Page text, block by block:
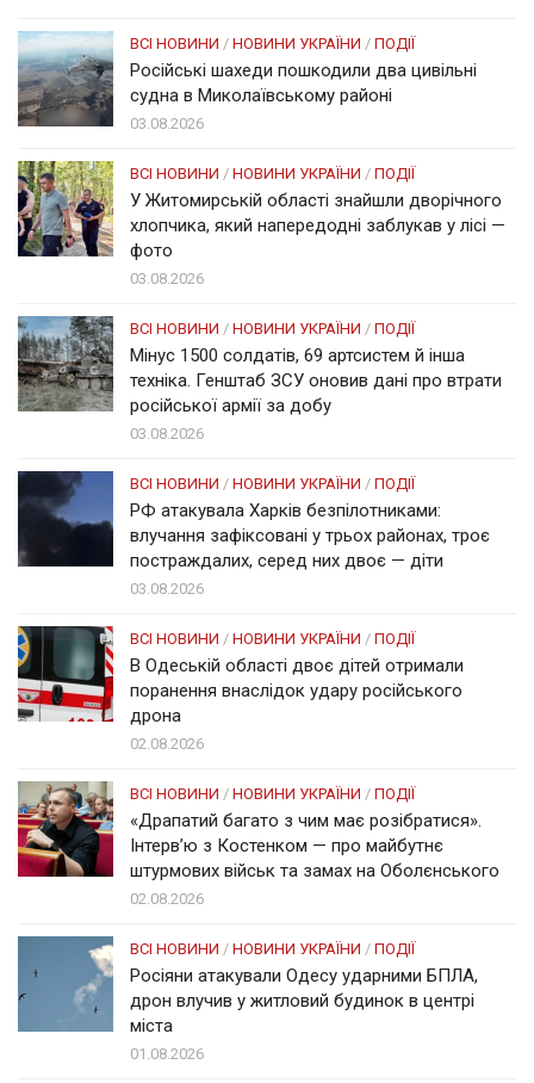
ВСІ НОВИНИ / НОВИНИ УКРАЇНИ / ПОДІЇ
Російські шахеди пошкодили два цивільні
судна в Миколаївському районі
03.08.2026
ВСІ НОВИНИ / НОВИНИ УКРАЇНИ / ПОДІЇ
У Житомирській області знайшли дворічного
хлопчика, який напередодні заблукав у лісі —
фото
03.08.2026
ВСІ НОВИНИ / НОВИНИ УКРАЇНИ / ПОДІЇ
Мінус 1500 солдатів, 69 артсистем й інша
техніка. Генштаб ЗСУ оновив дані про втрати
російської армії за добу
03.08.2026
ВСІ НОВИНИ / НОВИНИ УКРАЇНИ / ПОДІЇ
РФ атакувала Харків безпілотниками:
влучання зафіксовані у трьох районах, троє
постраждалих, серед них двоє — діти
03.08.2026
ВСІ НОВИНИ / НОВИНИ УКРАЇНИ / ПОДІЇ
В Одеській області двоє дітей отримали
поранення внаслідок удару російського
дрона
02.08.2026
ВСІ НОВИНИ / НОВИНИ УКРАЇНИ / ПОДІЇ
«Драпатий багато з чим має розібратися».
Інтерв’ю з Костенком — про майбутнє
штурмових військ та замах на Оболєнського
02.08.2026
ВСІ НОВИНИ / НОВИНИ УКРАЇНИ / ПОДІЇ
Росіяни атакували Одесу ударними БПЛА,
дрон влучив у житловий будинок в центрі
міста
01.08.2026